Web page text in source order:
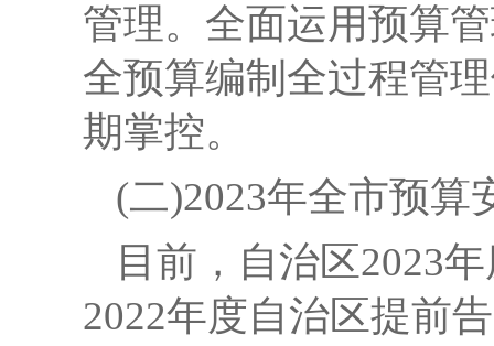
管理。 全面运用预算
全预算编制全过程管
期掌控。
(二)2023年全市预算
目前，自治区2023
2022年度自治区提前